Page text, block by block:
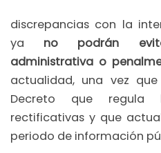
discrepancias con la
ya no podrán
administrativa o
actualidad, una vez
Decreto que regula
rectificativas y que
periodo de información